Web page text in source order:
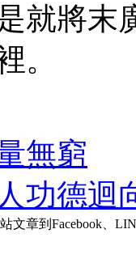
就將末
。
無窮
功德迴
文章到Facebook、